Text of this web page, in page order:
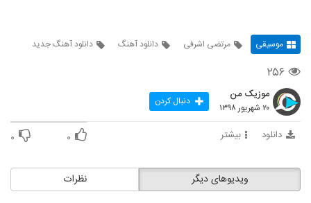
موسیقی مرتضی اشرفی دانلود آهنگ دانلود آهنگ جدید
۲۵۶
موزیک من
۲۰ شهریور ۱۳۹۸ دنبال کردن
دانلود بیشتر ۰ ۰
نظرات ویدیوهای دیگر